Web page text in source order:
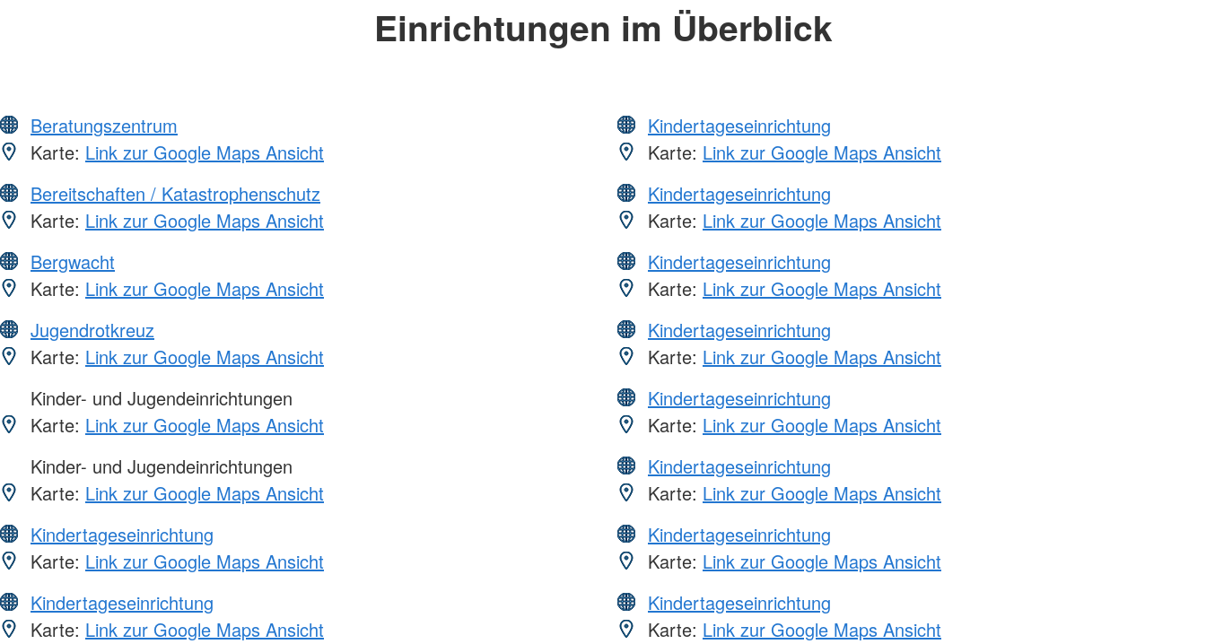
Einrichtungen im Überblick
Beratungszentrum
Karte: Link zur Google Maps Ansicht
Bereitschaften / Katastrophenschutz
Karte: Link zur Google Maps Ansicht
Bergwacht
Karte: Link zur Google Maps Ansicht
Jugendrotkreuz
Karte: Link zur Google Maps Ansicht
Kinder- und Jugendeinrichtungen
Karte: Link zur Google Maps Ansicht
Kinder- und Jugendeinrichtungen
Karte: Link zur Google Maps Ansicht
Kindertageseinrichtung
Karte: Link zur Google Maps Ansicht
Kindertageseinrichtung
Karte: Link zur Google Maps Ansicht
Kindertageseinrichtung
Karte: Link zur Google Maps Ansicht
Kindertageseinrichtung
Karte: Link zur Google Maps Ansicht
Kindertageseinrichtung
Karte: Link zur Google Maps Ansicht
Kindertageseinrichtung
Karte: Link zur Google Maps Ansicht
Kindertageseinrichtung
Karte: Link zur Google Maps Ansicht
Kindertageseinrichtung
Karte: Link zur Google Maps Ansicht
Kindertageseinrichtung
Karte: Link zur Google Maps Ansicht
Kindertageseinrichtung
Karte: Link zur Google Maps Ansicht